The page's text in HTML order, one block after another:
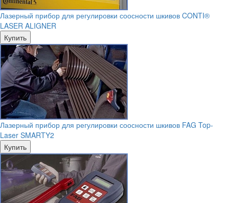
Лазерный прибор для регулировки соосности шкивов CONTI®
LASER ALIGNER
Купить
Лазерный прибор для регулировки соосности шкивов FAG Top-
Laser SMARTY2
Купить